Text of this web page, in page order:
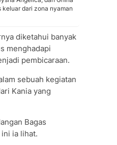
keluar dari zona nyaman
diketahui banyak
menghadapi
pembicaraan.
sebuah kegiatan
Kania yang
Bagas
ia lihat.